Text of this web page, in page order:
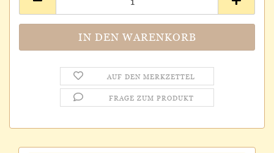
AUF DEN MERKZETTEL
FRAGE ZUM PRODUKT